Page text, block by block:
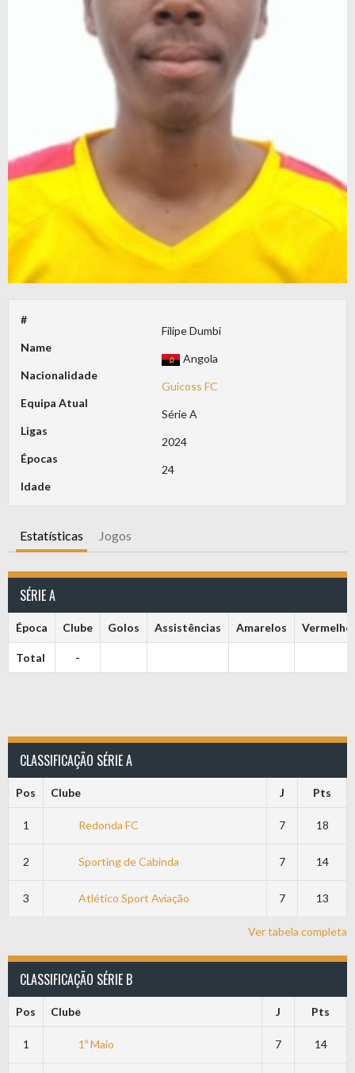
#
Name
Filipe Dumbi
Nacionalidade
Angola
Equipa Atual
Guicoss FC
Ligas
Série A
Épocas
2024
Idade
24
Estatísticas Jogos
SÉRIE A
Época Clube Golos Assistências Amarelos
Total -
CLASSIFICAÇÃO SÉRIE A
Pos Clube J Pts
1 Redonda FC 7 18
2 Sporting de Cabinda 7 14
3 Atlético Sport Aviação 7 13
Ver tabela completa
CLASSIFICAÇÃO SÉRIE B
Pos Clube J Pts
1 1º Maio 7 14